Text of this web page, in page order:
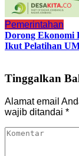
Pemerintahan
Dorong Ekonomi
Ikut Pelatihan
Tinggalkan
Alamat email
wajib ditandai *